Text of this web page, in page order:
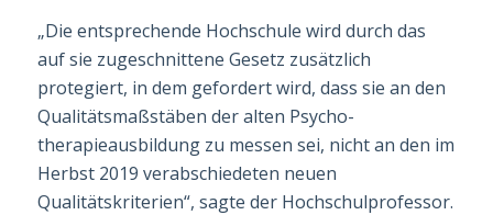
„Die entsprechende Hochschule wird durch das
auf sie zugeschnittene Gesetz zusätzlich
protegiert, in dem gefordert wird, dass sie an den
Qualitätsmaßstäben der alten Psycho­
therapieausbildung zu messen sei, nicht an den im
Herbst 2019 verabschiedeten neuen
Qualitätskriterien“, sagte der Hochschulprofessor.